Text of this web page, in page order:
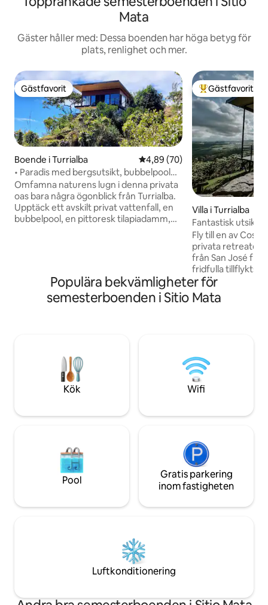
Mata
Gäster håller med: Dessa boenden har höga betyg för
plats, renlighet och mer.
Gästfavorit
Gästfavorit
Boende i Turrialba 4,89 av 5 i genomsnittligt
4,89 (70)
• Paradis med bergsutsikt, bubbelpool
och vattenfall
Omfamna naturens lugn i denna privata
oas bara några ögonblick från Turrialba.
Upptäck ett avskilt privat vattenfall, en
bubbelpool, en pittoresk tilapiadamm,
starkt för att komma åt fastigheten när
det regnar. Gäster har använt ett
fyrhjulsdrivet fordon och även ett
fyrhjulsdrivet fordon eller ett fordon
utan fyrhjulsdrift.
Populär
Gästfavorit
Villa i Turrialba
Fantastisk utsikt
Fly till en av
privata retreater
från San José
fridfulla
bergsområden
pool och
och erbjuder
aktiviteter i
Koppla av, ladda
en oförglömlig
Populära bekvämligheter för
semesterboenden i Sitio Mata
Kök Wifi
Pool
Gratis parkering
inom fastigheten
Luftkonditionering